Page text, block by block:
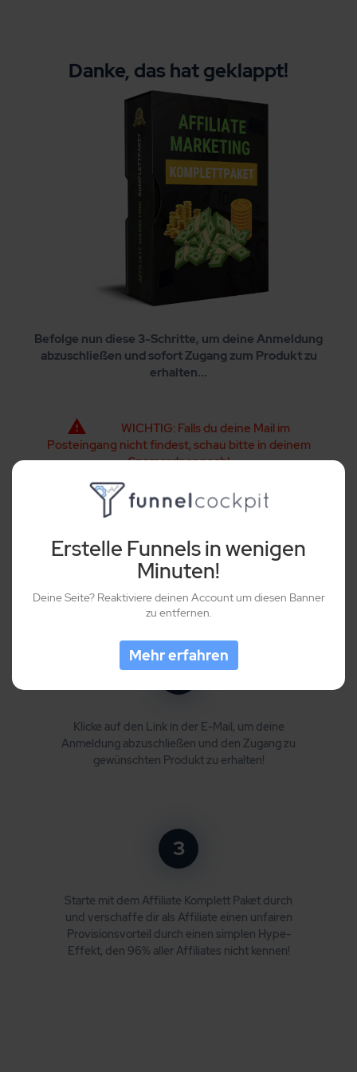
Danke, das hat geklappt!
Befolge nun diese 3-Schritte, um deine Anmeldung
abzuschließen und sofort Zugang zum Produkt zu
erhalten...
WICHTIG: Falls du deine Mail im
Posteingang nicht findest, schau bitte in deinem
Spamordner nach!
1
Prüfe dein Postfach
2
Klicke auf den Link in der E-Mail, um deine
Anmeldung abzuschließen und den Zugang zu
gewünschten Produkt zu erhalten!
3
Starte mit dem Affiliate Komplett Paket durch
und verschaffe dir als Affiliate einen unfairen
Provisionsvorteil durch einen simplen Hype-
Effekt, den 96% aller Affiliates nicht kennen!
Erstelle Funnels in wenigen
Minuten!
Deine Seite? Reaktiviere deinen Account um diesen Banner
zu entfernen.
Mehr erfahren